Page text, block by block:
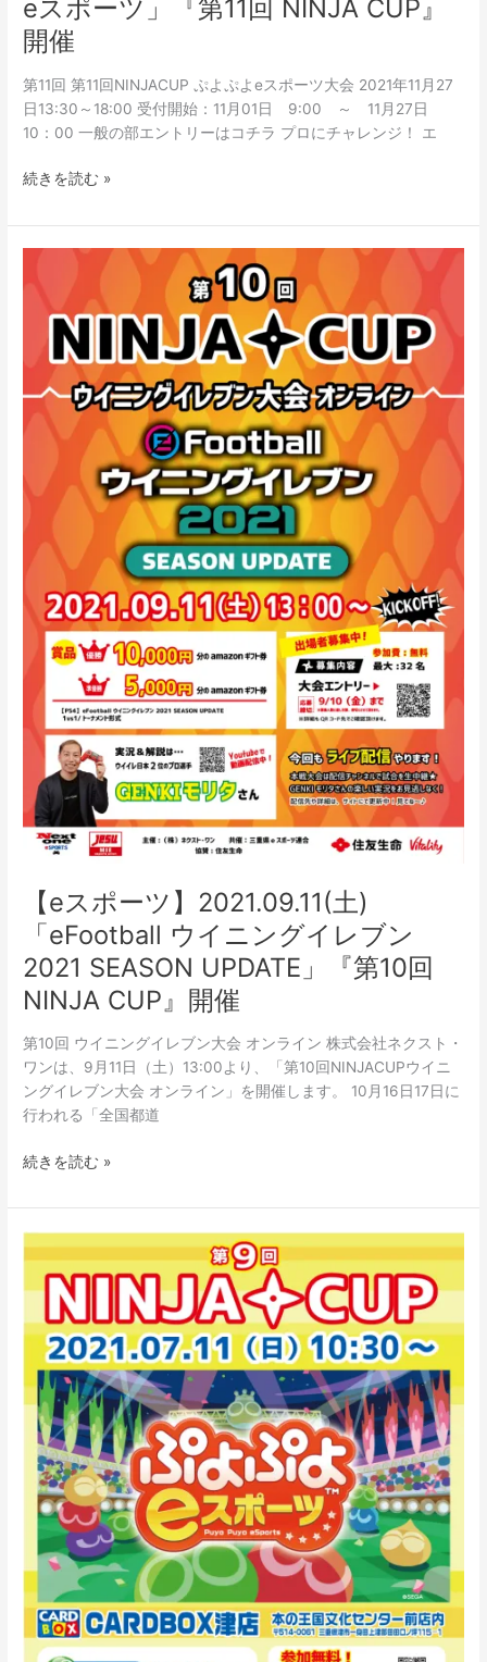
eスポーツ」『第11回 NINJA CUP』
開催
第11回 第11回NINJACUP ぷよぷよeスポーツ大会 2021年11月27
日13:30～18:00 受付開始：11月01日 9:00 ～ 11月27日
10：00 一般の部エントリーはコチラ プロにチャレンジ！ エ
続きを読む »
【eスポーツ】2021.09.11(土)
「eFootball ウイニングイレブン
2021 SEASON UPDATE」『第10回
NINJA CUP』開催
第10回 ウイニングイレブン大会 オンライン 株式会社ネクスト・
ワンは、9月11日（土）13:00より、「第10回NINJACUPウイニ
ングイレブン大会 オンライン」を開催します。 10月16日17日に
行われる「全国都道
ス
ツ】
2021.09.11(土)
「eFootball
ウ
ン
グ
ン
2021
SEASON
UPDATE」
10
NINJA
CUP』
開
続きを読む »
ス
ポ
ツ】
2021.07.11「ぷ
よ
ぷ
よ
ツ」
『第
NINJA